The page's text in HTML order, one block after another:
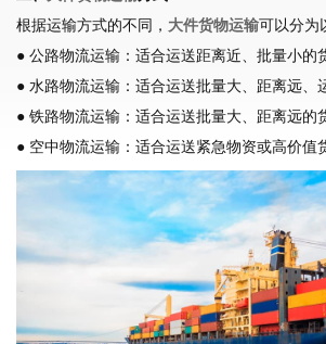
根据运输方式的不同， 大件货物运输可以分为
● 公路物流运输：适合运送距离近、批量小的
● 水路物流运输：适合运送批量大、距离远、
● 铁路物流运输：适合运送批量大、距离远的
● 空中物流运输：适合运送紧急物资或高价值